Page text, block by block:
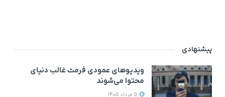
پیشنهادی
ویدیوهای عمودی فرمت غالب دنیای
محتوا می‌شوند